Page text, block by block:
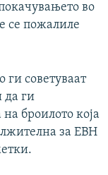
во
се пожалиле
ги советуваат
да ги
броилото која
за ЕВН